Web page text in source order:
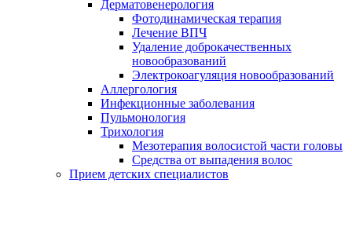
Дерматовенерология
Фотодинамическая терапия
Лечение ВПЧ
Удаление доброкачественных
новообразований
Электрокоагуляция новообразований
Аллергология
Инфекционные заболевания
Пульмонология
Трихология
Мезотерапия волосистой части головы
Средства от выпадения волос
Прием детских специалистов